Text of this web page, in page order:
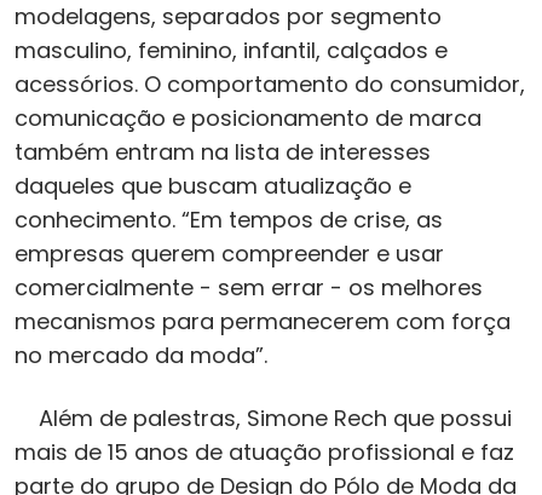
modelagens, separados por segmento
masculino, feminino, infantil, calçados e
acessórios. O comportamento do consumidor,
comunicação e posicionamento de marca
também entram na lista de interesses
daqueles que buscam atualização e
conhecimento. “Em tempos de crise, as
empresas querem compreender e usar
comercialmente - sem errar - os melhores
mecanismos para permanecerem com força
no mercado da moda”.
Além de palestras, Simone Rech que possui
mais de 15 anos de atuação profissional e faz
parte do grupo de Design do Pólo de Moda da